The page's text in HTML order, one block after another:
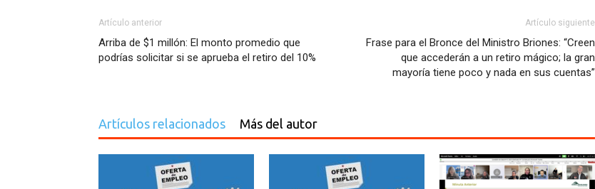
Artículo anterior
Arriba de $1 millón: El monto promedio que
podrías solicitar si se aprueba el retiro del 10%
Artículo siguiente
Frase para el Bronce del Ministro Briones: “Creen
que accederán a un retiro mágico; la gran
mayoría tiene poco y nada en sus cuentas”
Artículos relacionados Más del autor